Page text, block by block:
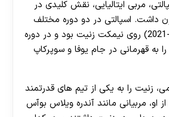
شارژ هدیه بیشتر فقط با ثبت نام در
مربی ایتالیایی، نقش کلیدی در
داشت. اسپالتی در دو دوره مختلف
(2009-2014 و 2017-2021) روی نیمکت زنیت بود و در دوره
به قهرمانی در جام یوفا و سوپرکاپ
زنیت را به یکی از تیم های قدرتمند
او، مربیانی مانند آندره ویلاس بوآس